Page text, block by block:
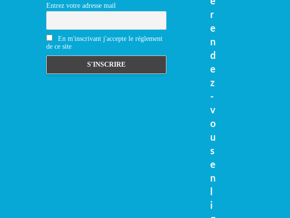
Entrez votre adresse mail
En m'inscrivant j'accepte le réglement
de ce site
r
e
n
d
e
z
-
v
o
u
s
e
n
i